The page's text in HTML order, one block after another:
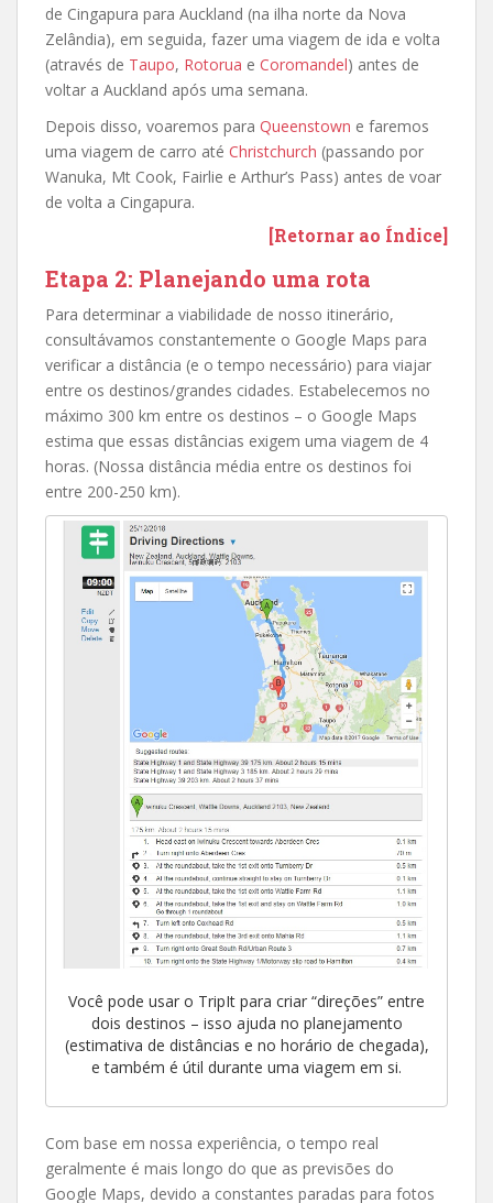
de Cingapura para Auckland (na ilha norte da Nova
Zelândia), em seguida, fazer uma viagem de ida e volta
(através de Taupo, Rotorua e Coromandel) antes de
voltar a Auckland após uma semana.
Depois disso, voaremos para Queenstown e faremos
uma viagem de carro até Christchurch (passando por
Wanuka, Mt Cook, Fairlie e Arthur’s Pass) antes de voar
de volta a Cingapura.
[Retornar ao Índice]
Etapa 2: Planejando uma rota
Para determinar a viabilidade de nosso itinerário,
consultávamos constantemente o Google Maps para
verificar a distância (e o tempo necessário) para viajar
entre os destinos/grandes cidades. Estabelecemos no
máximo 300 km entre os destinos – o Google Maps
estima que essas distâncias exigem uma viagem de 4
horas. (Nossa distância média entre os destinos foi
entre 200-250 km).
Você pode usar o TripIt para criar “direções” entre
dois destinos – isso ajuda no planejamento
(estimativa de distâncias e no horário de chegada),
e também é útil durante uma viagem em si.
Com base em nossa experiência, o tempo real
geralmente é mais longo do que as previsões do
Google Maps, devido a constantes paradas para fotos